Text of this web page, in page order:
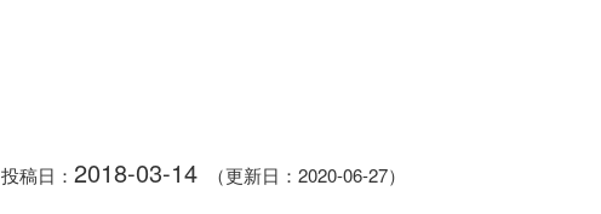
投稿日：2018-03-14 （更新日：2020-06-27）